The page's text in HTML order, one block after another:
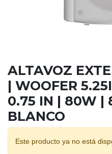
ALTAVOZ
| WOOFER
0.75 IN | 80W |
BLANCO
Este producto ya no está